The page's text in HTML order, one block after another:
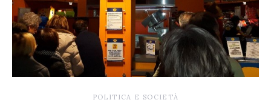
POLITICA E SOCIETÀ